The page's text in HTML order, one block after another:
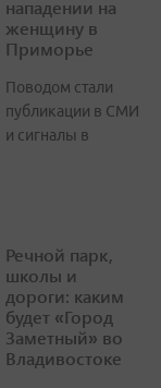
нападении на
женщину в
Приморье
Поводом стали
публикации в СМИ
и сигналы в
Речной парк,
школы и
дороги: каким
будет «Город
Заметный» во
Владивостоке